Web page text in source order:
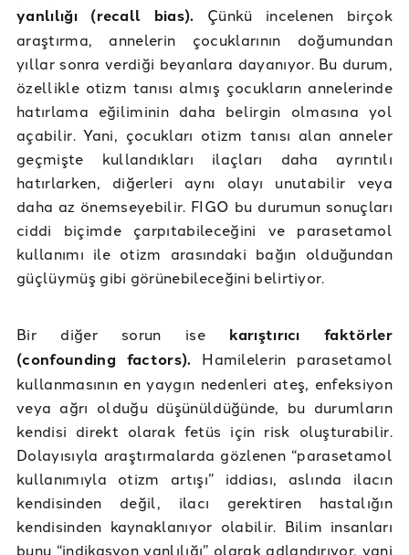
yanlılığı (recall bias). Çünkü incelenen birçok
araştırma, annelerin çocuklarının doğumundan
yıllar sonra verdiği beyanlara dayanıyor. Bu durum,
özellikle otizm tanısı almış çocukların annelerinde
hatırlama eğiliminin daha belirgin olmasına yol
açabilir. Yani, çocukları otizm tanısı alan anneler
geçmişte kullandıkları ilaçları daha ayrıntılı
hatırlarken, diğerleri aynı olayı unutabilir veya
daha az önemseyebilir. FIGO bu durumun sonuçları
ciddi biçimde çarpıtabileceğini ve parasetamol
kullanımı ile otizm arasındaki bağın olduğundan
güçlüymüş gibi görünebileceğini belirtiyor.
Bir diğer sorun ise karıştırıcı faktörler
(confounding factors). Hamilelerin parasetamol
kullanmasının en yaygın nedenleri ateş, enfeksiyon
veya ağrı olduğu düşünüldüğünde, bu durumların
kendisi direkt olarak fetüs için risk oluşturabilir.
Dolayısıyla araştırmalarda gözlenen “parasetamol
kullanımıyla otizm artışı” iddiası, aslında ilacın
kendisinden değil, ilacı gerektiren hastalığın
kendisinden kaynaklanıyor olabilir. Bilim insanları
bunu “indikasyon yanlılığı” olarak adlandırıyor, yani